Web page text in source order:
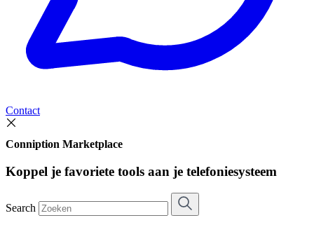
Contact
Conniption Marketplace
Koppel je favoriete tools aan je telefoniesysteem
Search